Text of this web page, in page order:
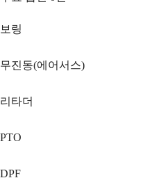
보링
무진동(에어서스)
리타더
PTO
DPF